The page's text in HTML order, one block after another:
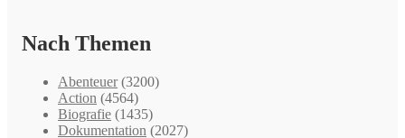
Nach Themen
Abenteuer (3200)
Action (4564)
Biografie (1435)
Dokumentation (2027)